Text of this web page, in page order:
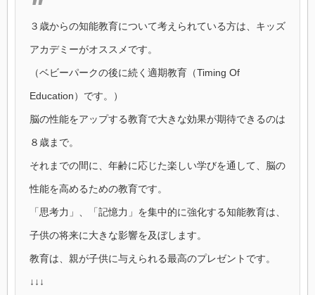
３歳からの知能教育について考えられている方は、キッズ
アカデミーがオススメです。
（ベビーパークの後に続く適期教育（Timing Of
Education）です。）
脳の性能をアップする教育で大きな効果が期待できるのは
８歳まで。
それまでの間に、年齢に応じた楽しい学びを通して、脳の
性能を高めるための教育です。
「思考力」、「記憶力」を集中的に強化する知能教育は、
子供の将来に大きな影響を及ぼします。
教育は、親が子供に与えられる最高のプレゼントです。
↓↓↓